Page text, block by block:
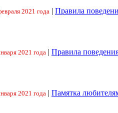
2021 года | Правила
2021 года | Правила
2021 года | Памятка